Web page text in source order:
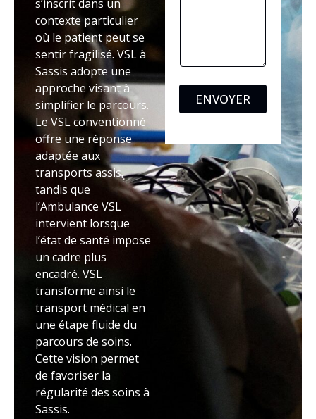
s’inscrit dans un
contexte particulier
où le patient peut se
sentir fragilisé. VSL à
Sassis adopte une
approche visant à
simplifier le parcours.
Le VSL conventionné
offre une réponse
adaptée aux
transports assis,
tandis que
l’Ambulance VSL
intervient lorsque
l’état de santé impose
un cadre plus
encadré. VSL
transforme ainsi le
transport médical en
une étape fluide du
parcours de soins.
Cette vision permet
de favoriser la
régularité des soins à
Sassis.
ENVOYER